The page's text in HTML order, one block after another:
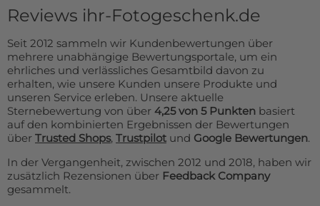
FineArt Prints
Fotobücher
Foto auf Alu-Dibond
Foto auf Forex
Foto auf Leinwand
Foto auf Plexibond
Kaschierte Fotos (Gallery Prints)
Fotoabzug kaschiert auf Aluminium
Fotoabzug kaschiert auf Alu-Dibond
Fotoabzug kaschiert hinter Acrylglas/Plexiglas
Spannleinwand
Fototapete Rollenbreite 50cm
Tapete in einem Stück
Foto auf Multiplex
Foto auf Gerüstholz
Fotoblock aus Holz
Foto auf astfreiem Ayous-Holz
Foto auf Hartfaser Poster (neu!)
Gartenposter
Outdoor-Leinwand auf Rahmen
Fotogeschenke
Foto auf Acrylblock
Fotopuzzles
Fotomemory
Placemat
Untersetzer
Küchenrückwand
Dartmatte
Sticker
Fotosticker
Autoaufkleber/Wohnmobilaufkleber
Türaufkleber
Wandsticker
Fensteraufkleber
Aktionprodukte
Foto Memory
Kinderpuzzle aus Holz
Foto Keksdose
Foto Schlüsselring
Fotopuzzle 1000
Fotos in Rund
Service/Kontakt
Kontakt
Angebote
Zubehör
FAQ
Reviews ihr-Fotogeschenk.de
Seit 2012 sammeln wir Kundenbewertungen über
mehrere unabhängige Bewertungsportale, um ein
ehrliches und verlässliches Gesamtbild davon zu
erhalten, wie unsere Kunden unsere Produkte und
unseren Service erleben. Unsere aktuelle
Sternebewertung von über 4,25 von 5 Punkten basiert
auf den kombinierten Ergebnissen der Bewertungen
über Trusted Shops, Trustpilot und Google Bewertungen.
In der Vergangenheit, zwischen 2012 und 2018, haben wir
zusätzlich Rezensionen über Feedback Company
gesammelt.